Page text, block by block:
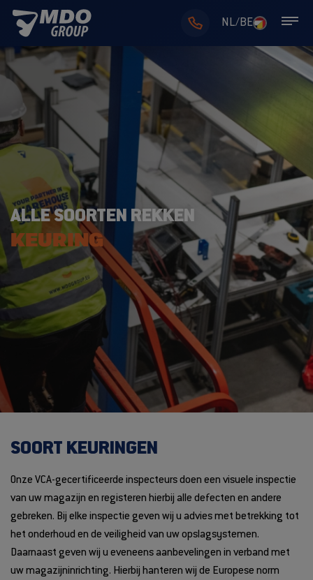
NL/BE
ALLE SOORTEN REKKEN
KEURING
SOORT KEURINGEN
Onze VCA-gecertificeerde inspecteurs doen een visuele inspectie
van uw magazijn en registeren hierbij alle defecten en andere
gebreken. Bij elke inspectie geven wij u advies met betrekking tot
het onderhoud en de veiligheid van uw opslagsystemen.
Daarnaast geven wij u eveneens aanbevelingen in verband met
uw magazijninrichting. Hierbij hanteren wij de Europese norm